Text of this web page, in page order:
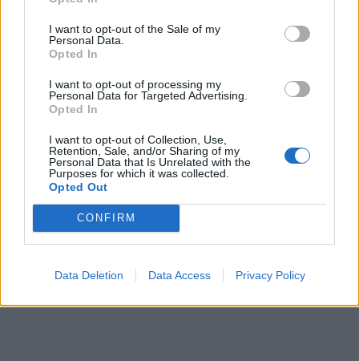
I want to opt-out of the Sale of my
Personal Data.
Opted In
I want to opt-out of processing my
Personal Data for Targeted Advertising.
Opted In
I want to opt-out of Collection, Use,
Retention, Sale, and/or Sharing of my
Personal Data that Is Unrelated with the
Purposes for which it was collected.
Opted Out
CONFIRM
Data Deletion Data Access Privacy Policy
På forsiden nå